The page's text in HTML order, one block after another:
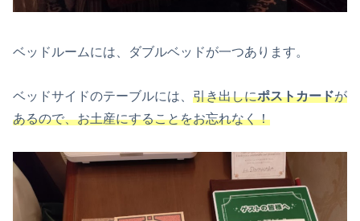
ベッドルームには、ダブルベッドが一つあります。
ベッドサイドのテーブルには、 引き出しにポストカードが
あるので、お土産にすることをお忘れなく！